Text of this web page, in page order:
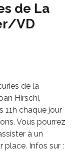
de La
VD
de la
Hirschi,
11h chaque jour
Vous pourrez
à un
place. Infos sur :